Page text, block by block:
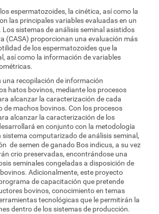
espermatozoides, la cinética, así como la
las principales variables evaluadas en un
Los sistemas de análisis seminal asistidos
(CASA) proporcionan una evaluación más
de los espermatozoides que la
así como la información de variables
una recopilación de información
hatos bovinos, mediante los procesos
alcanzar la caracterización de cada
de machos bovinos. Con los procesos
alcanzar la caracterización de los
en conjunto con la metodología
sistema computarizado de análisis seminal,
de semen de ganado Bos indicus, a su vez
crio preservadas, encontrándose una
seminales congeladas a disposición de
Adicionalmente, este proyecto
de capacitación que pretende
bovinos, conocimiento en temas
tecnológicas que le permitirán la
dentro de los sistemas de producción.